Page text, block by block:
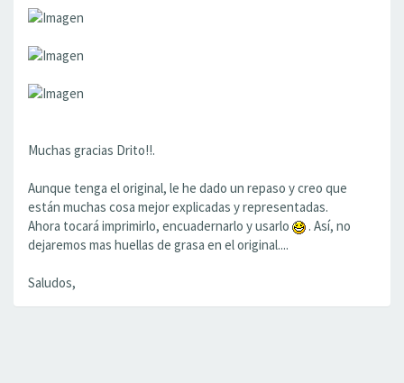
Muchas gracias Drito!!.
Aunque tenga el original, le he dado un repaso y creo que
están muchas cosa mejor explicadas y representadas.
Ahora tocará imprimirlo, encuadernarlo y usarlo
. Así, no
dejaremos mas huellas de grasa en el original....
Saludos,